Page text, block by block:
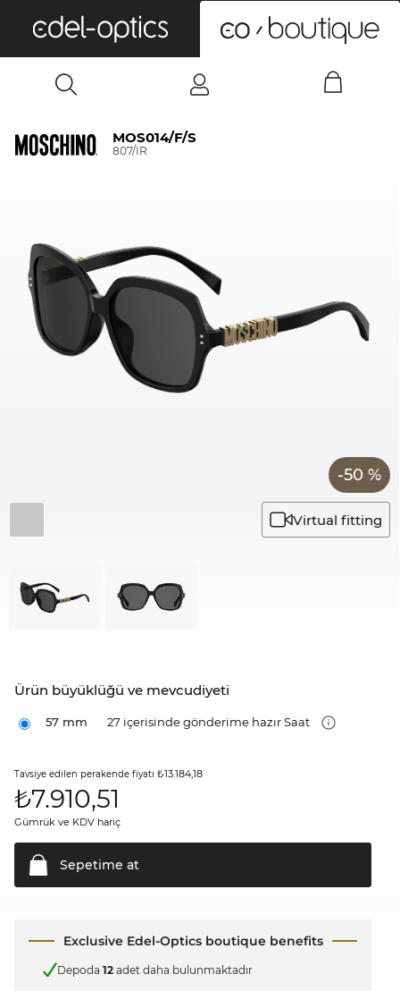
MOS014/F/S
807/IR
-50 %
Virtual fitting
Ürün büyüklüğü ve mevcudiyeti
57 mm 27 içerisinde gönderime hazır Saat
Tavsiye edilen perakende fiyatı ₺13.184,18
₺7.910,51
Gümrük ve KDV hariç
Sepetime at
Exclusive Edel-Optics boutique benefits
Depoda 12 adet daha bulunmaktadır